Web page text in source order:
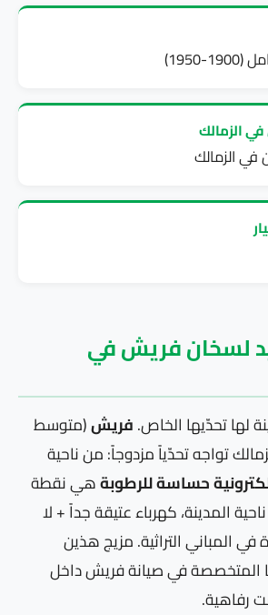
1950)
الزمالك
لسخان فريش في
لها تحدّيها الخاص.فريش(متوسط
تواجه تحدّياً مزدوجاً: من ناحية
حساسة للرطوبةهي نقطة
المدينة، كهرباء عتيقة جداً + لا
في المباني التراثية. مزيج هذين
المتخصصة في صيانة فريش داخل
رفاهية.